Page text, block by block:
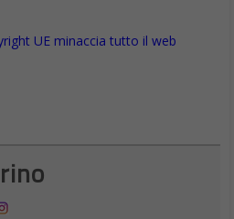
UE minaccia tutto il web